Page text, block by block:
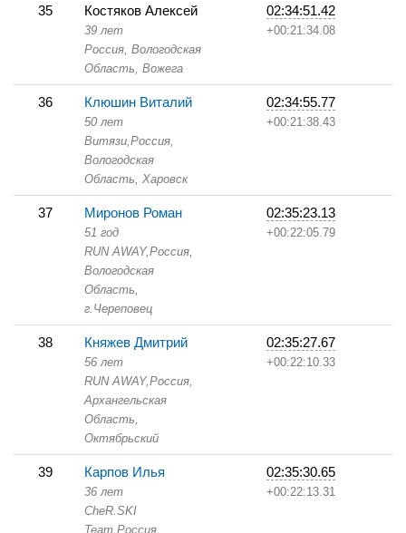
35 Костяков Алексей
39 лет
Россия, Вологодская
Область, Вожега
02:34:51.42
+00:21:34.08
36 Клюшин Виталий
50 лет
Витязи,Россия,
Вологодская
Область, Харовск
02:34:55.77
+00:21:38.43
37 Миронов Роман
51 год
RUN AWAY,Россия,
Вологодская
Область,
г.Череповец
02:35:23.13
+00:22:05.79
38 Княжев Дмитрий
56 лет
RUN AWAY,Россия,
Архангельская
Область,
Октябрьский
02:35:27.67
+00:22:10.33
39 Карпов Илья
36 лет
CheR.SKI
Team,Россия,
02:35:30.65
+00:22:13.31